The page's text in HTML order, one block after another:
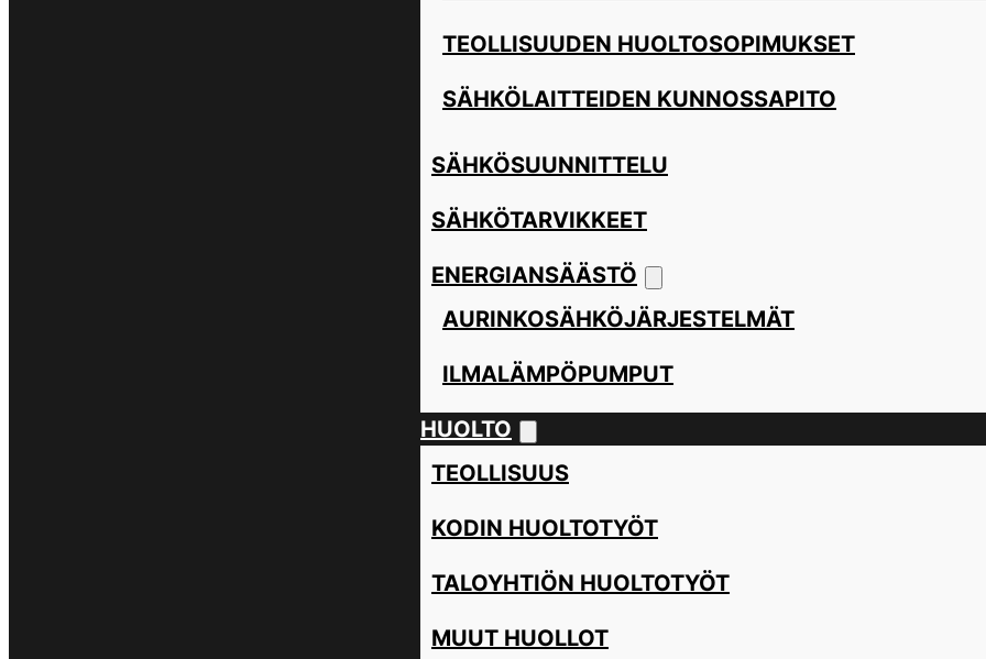
TEOLLISUUDEN HUOLTOSOPIMUKSET
SÄHKÖLAITTEIDEN KUNNOSSAPITO
SÄHKÖSUUNNITTELU
SÄHKÖTARVIKKEET
ENERGIANSÄÄSTÖ
AURINKOSÄHKÖJÄRJESTELMÄT
ILMALÄMPÖPUMPUT
HUOLTO
TEOLLISUUS
KODIN HUOLTOTYÖT
TALOYHTIÖN HUOLTOTYÖT
MUUT HUOLLOT